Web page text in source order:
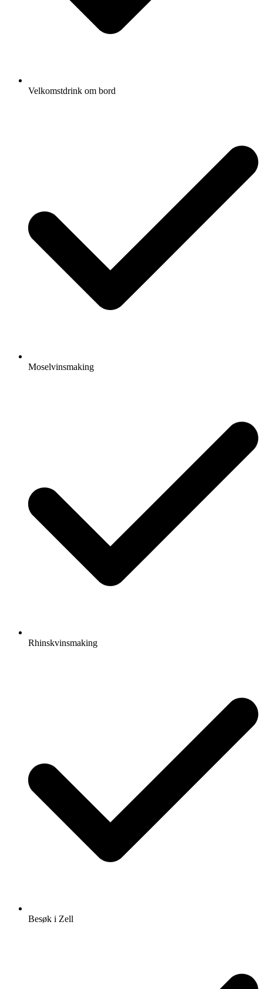
Velkomstdrink om bord
Moselvinsmaking
Rhinskvinsmaking
Besøk i Zell